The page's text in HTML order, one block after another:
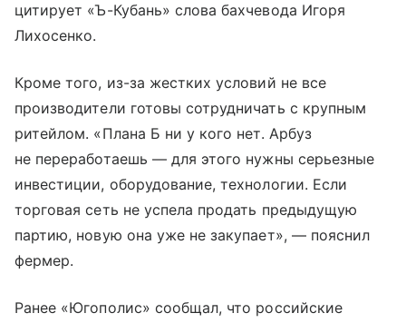
цитирует «Ъ-Кубань» слова бахчевода Игоря
Лихосенко.
Кроме того, из-за жестких условий не все
производители готовы сотрудничать с крупным
ритейлом. «Плана Б ни у кого нет. Арбуз
не переработаешь — для этого нужны серьезные
инвестиции, оборудование, технологии. Если
торговая сеть не успела продать предыдущую
партию, новую она уже не закупает», — пояснил
фермер.
Ранее «Югополис» сообщал, что российские